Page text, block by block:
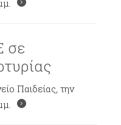
σε
Παιδείας, την